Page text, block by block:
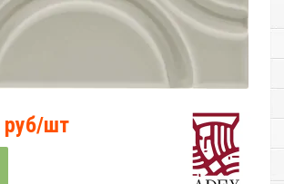
руб/шт